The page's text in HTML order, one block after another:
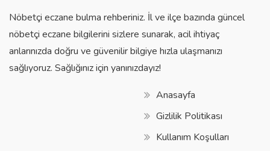
Nöbetçi eczane bulma rehberiniz. İl ve ilçe bazında güncel
nöbetçi eczane bilgilerini sizlere sunarak, acil ihtiyaç
anlarınızda doğru ve güvenilir bilgiye hızla ulaşmanızı
sağlıyoruz. Sağlığınız için yanınızdayız!
Anasayfa
Gizlilik Politikası
Kullanım Koşulları